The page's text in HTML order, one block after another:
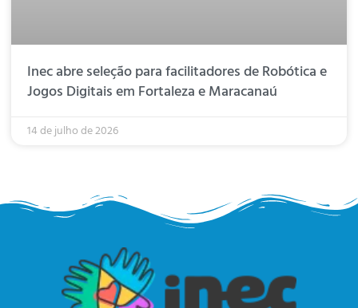
Inec abre seleção para facilitadores de Robótica e
Jogos Digitais em Fortaleza e Maracanaú
14 de julho de 2026